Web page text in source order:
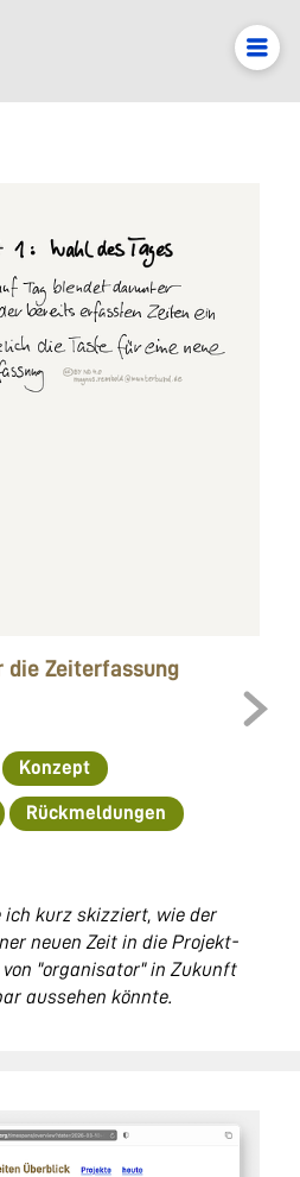
die Zeiterfassung
Konzept
Rückmeldungen
ich kurz skizziert, wie der
neuen Zeit in die Projekt-
"organisator" in Zukunft
aussehen könnte.